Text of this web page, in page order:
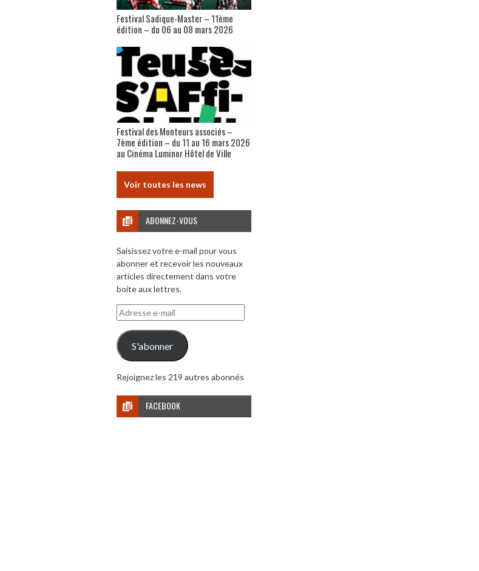
Festival Sadique-Master – 11ème
édition – du 06 au 08 mars 2026
Festival des Monteurs associés –
7ème édition – du 11 au 16 mars 2026
au Cinéma Luminor Hôtel de Ville
Voir toutes les news
ABONNEZ-VOUS
Saisissez votre e-mail pour vous
abonner et recevoir les nouveaux
articles directement dans votre
boite aux lettres.
Adresse
e-
mail
S'abonner
Rejoignez les 219 autres abonnés
FACEBOOK